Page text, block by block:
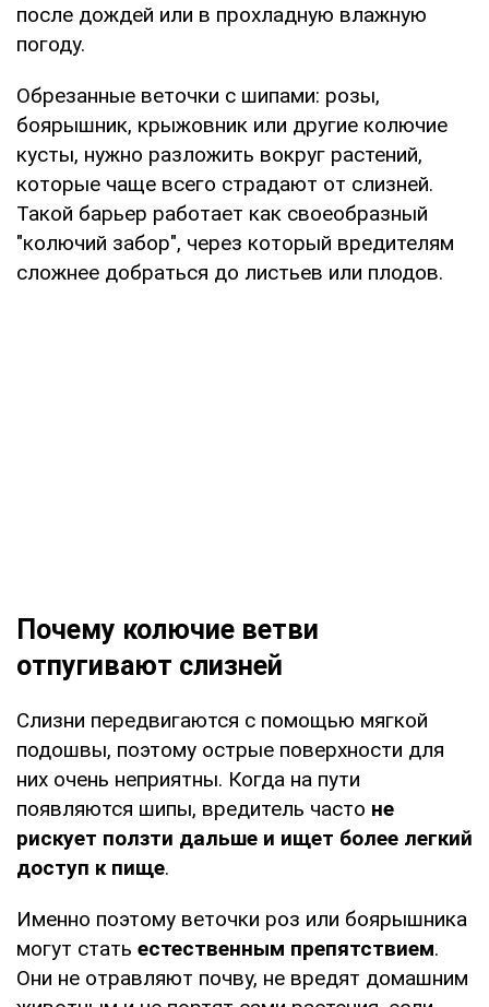
после дождей или в прохладную влажную
погоду.
Обрезанные веточки с шипами: розы,
боярышник, крыжовник или другие колючие
кусты, нужно разложить вокруг растений,
которые чаще всего страдают от слизней.
Такой барьер работает как своеобразный
"колючий забор", через который вредителям
сложнее добраться до листьев или плодов.
Почему колючие ветви
отпугивают слизней
Слизни передвигаются с помощью мягкой
подошвы, поэтому острые поверхности для
них очень неприятны. Когда на пути
появляются шипы, вредитель часто не
рискует ползти дальше и ищет более легкий
доступ к пище.
Именно поэтому веточки роз или боярышника
могут стать естественным препятствием.
Они не отравляют почву, не вредят домашним